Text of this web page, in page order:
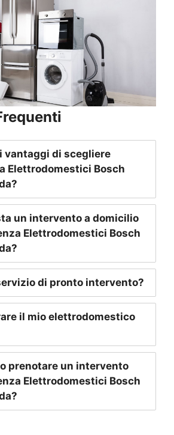
vantaggi di scegliere
Elettrodomestici Bosch
?
un intervento a domicilio
Elettrodomestici Bosch
?
di pronto intervento?
il mio elettrodomestico
prenotare un intervento
Elettrodomestici Bosch
?